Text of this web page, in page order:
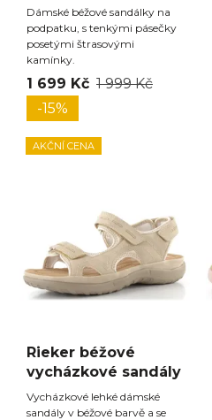
Dámské béžové sandálky na
podpatku, s tenkými pásečky
posetými štrasovými
kamínky.
1 699 Kč 1 999 Kč
-15%
AKČNÍ CENA
Rieker béžové
vycházkové sandály
Vycházkové lehké dámské
sandály v béžové barvě a se